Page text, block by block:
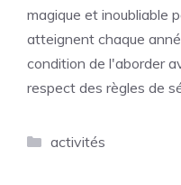
magique et inoubliable
atteignent chaque
condition de l'aborder
respect des règles de
Catégories
activités